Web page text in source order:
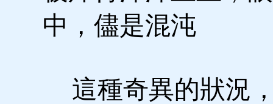
中，儘是混沌
這種奇異的狀況